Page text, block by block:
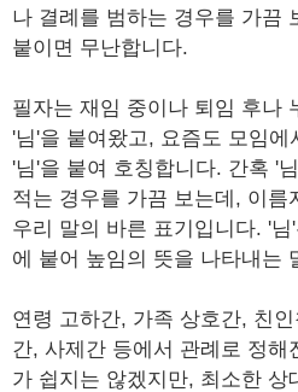
나 결례를 범하는 경우를 가끔
붙이면 무난합니다.
필자는 재임 중이나 퇴임 후나
'님'을 붙여왔고, 요즘도 모임에
'님'을 붙여 호칭합니다. 간혹 '
적는 경우를 가끔 보는데, 이름
우리 말의 바른 표기입니다. '
에 붙어 높임의 뜻을 나타내는
연령 고하간, 가족 상호간, 친
간, 사제간 등에서 관례로 정해
가 쉽지는 않겠지만, 최소한 상